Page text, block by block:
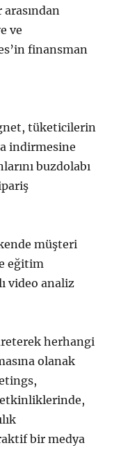
ve
finansman
tüketicilerin
indirmesine
buzdolabı
müşteri
eğitim
video analiz
herhangi
olanak
etkinliklerinde,
bir medya